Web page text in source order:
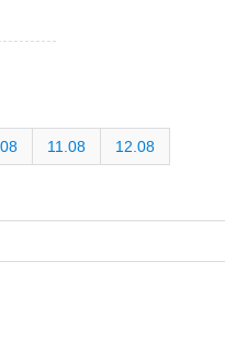
11.08 12.08